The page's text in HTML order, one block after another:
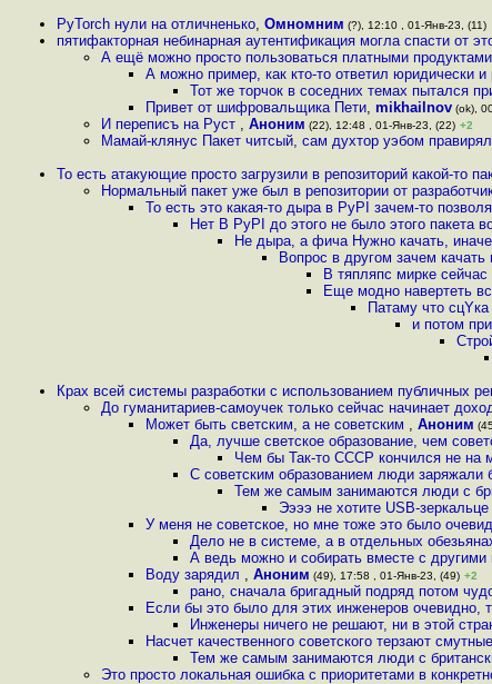
PyTorch нули на отличненько, Омномним (?), 12:10 , 01-Янв-23, (11)
пятифакторная небинарная аутентификация могла спасти от
А ещё можно просто пользоваться платными
А можно пример, как кто-то ответил юридически и
Тот же торчок в соседних темах пытался
Привет от шифровальщика Пети, mikhailnov (ok),
И переписъ на Руст , Аноним (22), 12:48 , 01-Янв-23, (22) +2
Мамай-клянус Пакет читсый, сам духтор уэбом
То есть атакующие просто загрузили в репозиторий какой-то
Нормальный пакет уже был в репозитории от
То есть это какая-то дыра в PyPI зачем-то
Нет В PyPI до этого не было этого пакета
Не дыра, а фича Нужно качать,
Вопрос в другом зачем
В тяпляпс мирке
Еще модно навертеть
Патаму что
и потом
Крах всей системы разработки с использованием публичных
До гуманитариев-самоучек только сейчас начинает
Может быть светским, а не советским , Аноним
Да, лучше светское образование, чем
Чем бы Так-то СССР кончился не на
С советским образованием люди заряжали
Тем же самым занимаются люди с
Ээээ не хотите USB-зеркальце
У меня не советское, но мне тоже это было
Дело не в системе, а в отдельных
А ведь можно и собирать вместе с
Воду зарядил , Аноним (49), 17:58 , 01-Янв-23, (49) +2
рано, сначала бригадный подряд потом
Если бы это было для этих инженеров очевидно,
Инженеры ничего не решают, ни в этой
Насчет качественного советского терзают
Тем же самым занимаются люди с
Это просто локальная ошибка с приоритетами в